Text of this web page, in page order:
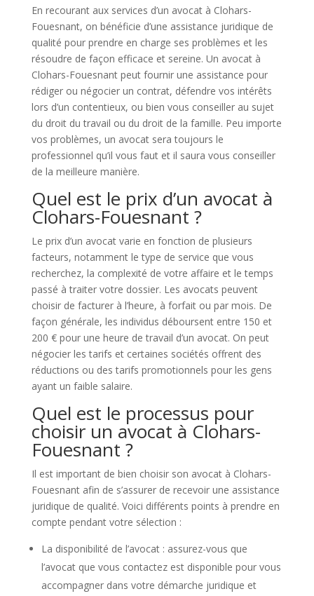
En recourant aux services d’un avocat à Clohars-
Fouesnant, on bénéficie d’une assistance juridique de
qualité pour prendre en charge ses problèmes et les
résoudre de façon efficace et sereine. Un avocat à
Clohars-Fouesnant peut fournir une assistance pour
rédiger ou négocier un contrat, défendre vos intérêts
lors d’un contentieux, ou bien vous conseiller au sujet
du droit du travail ou du droit de la famille. Peu importe
vos problèmes, un avocat sera toujours le
professionnel qu’il vous faut et il saura vous conseiller
de la meilleure manière.
Quel est le prix d’un avocat à
Clohars-Fouesnant ?
Le prix d’un avocat varie en fonction de plusieurs
facteurs, notamment le type de service que vous
recherchez, la complexité de votre affaire et le temps
passé à traiter votre dossier. Les avocats peuvent
choisir de facturer à l’heure, à forfait ou par mois. De
façon générale, les individus déboursent entre 150 et
200 € pour une heure de travail d’un avocat. On peut
négocier les tarifs et certaines sociétés offrent des
réductions ou des tarifs promotionnels pour les gens
ayant un faible salaire.
Quel est le processus pour
choisir un avocat à Clohars-
Fouesnant ?
Il est important de bien choisir son avocat à Clohars-
Fouesnant afin de s’assurer de recevoir une assistance
juridique de qualité. Voici différents points à prendre en
compte pendant votre sélection :
La disponibilité de l’avocat : assurez-vous que
l’avocat que vous contactez est disponible pour vous
accompagner dans votre démarche juridique et